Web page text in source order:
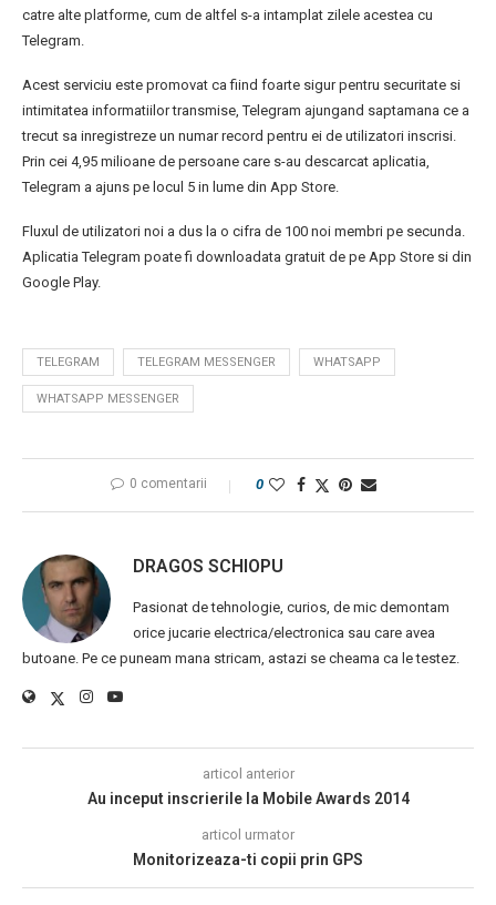
catre alte platforme, cum de altfel s-a intamplat zilele acestea cu
Telegram.
Acest serviciu este promovat ca fiind foarte sigur pentru securitate si
intimitatea informatiilor transmise, Telegram ajungand saptamana ce a
trecut sa inregistreze un numar record pentru ei de utilizatori inscrisi.
Prin cei 4,95 milioane de persoane care s-au descarcat aplicatia,
Telegram a ajuns pe locul 5 in lume din App Store.
Fluxul de utilizatori noi a dus la o cifra de 100 noi membri pe secunda.
Aplicatia Telegram poate fi downloadata gratuit de pe App Store si din
Google Play.
TELEGRAM TELEGRAM MESSENGER WHATSAPP
WHATSAPP MESSENGER
0 comentarii 0
DRAGOS SCHIOPU
Pasionat de tehnologie, curios, de mic demontam
orice jucarie electrica/electronica sau care avea
butoane. Pe ce puneam mana stricam, astazi se cheama ca le testez.
articol anterior
Au inceput inscrierile la Mobile Awards 2014
articol urmator
Monitorizeaza-ti copii prin GPS